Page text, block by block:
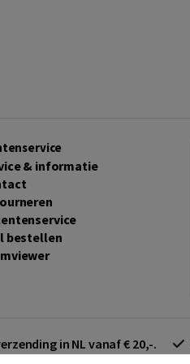
& informatie
bestellen
in NL vanaf € 20,-.